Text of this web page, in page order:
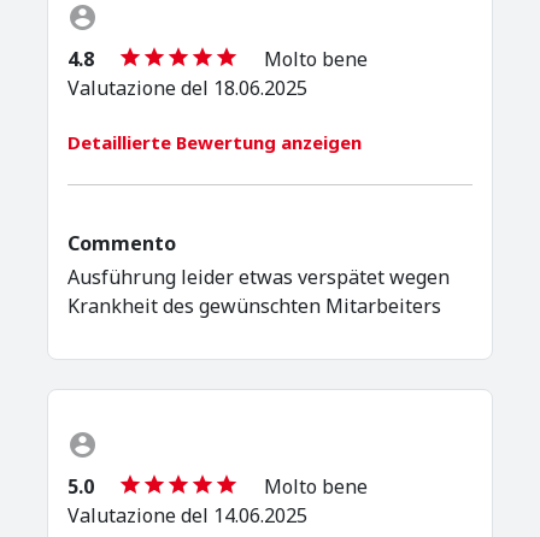
4.8
Molto bene
Valutazione del 18.06.2025
Detaillierte Bewertung anzeigen
Commento
Ausführung leider etwas verspätet wegen
Krankheit des gewünschten Mitarbeiters
5.0
Molto bene
Valutazione del 14.06.2025